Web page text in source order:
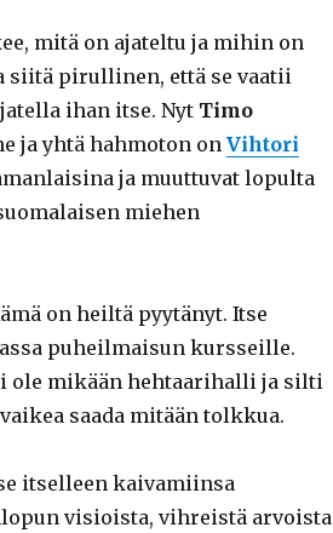
mitä on ajateltu ja mihin on
pirullinen, että se vaatii
ihan itse. Nyt Timo
ja yhtä hahmoton onVihtori
ja muuttuvat lopulta
miehen
on heiltä pyytänyt. Itse
puheilmaisun kursseille.
ole mikään hehtaarihalli ja silti
saada mitään tolkkua.
itselleen kaivamiinsa
visioista, vihreistä arvoista